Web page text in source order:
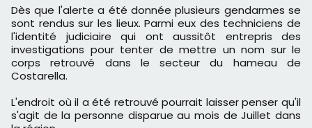
Dès que l'alerte a été donnée plusieurs gendarmes se
sont rendus sur les lieux. Parmi eux des techniciens de
l'identité judiciaire qui ont aussitôt entrepris des
investigations pour tenter de mettre un nom sur le
corps retrouvé dans le secteur du hameau de
Costarella.
L'endroit où il a été retrouvé pourrait laisser penser qu'il
s'agit de la personne disparue au mois de Juillet dans